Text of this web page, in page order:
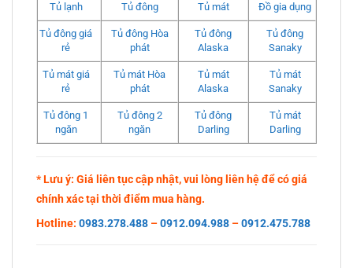
Tủ lạnh Tủ đông Tủ mát Đồ gia dụng
Tủ đông giá
rẻ
Tủ đông Hòa
phát
Tủ đông
Alaska
Tủ đông
Sanaky
Tủ mát giá
rẻ
Tủ mát Hòa
phát
Tủ mát
Alaska
Tủ mát
Sanaky
Tủ đông 1
ngăn
Tủ đông 2
ngăn
Tủ đông
Darling
Tủ mát
Darling
* Lưu ý: Giá liên tục cập nhật, vui lòng liên hệ để có giá
chính xác tại thời điểm mua hàng.
Hotline: 0983.278.488 –0912.094.988 –0912.475.788